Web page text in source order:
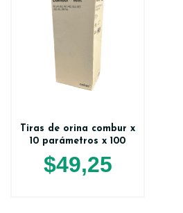
Tiras de orina combur x
10 parámetros x 100
$49,25